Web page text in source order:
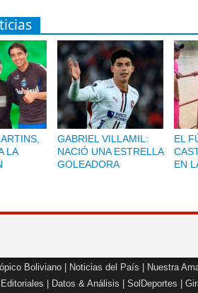
LA
GABRIEL VILLAMIL:
NACIÓ UNA ESTRELLA
GOLEADORA
EL
EN
Boliviano Noticias del País Nuestra
Editoriales
Datos & Análisis SolDeportes